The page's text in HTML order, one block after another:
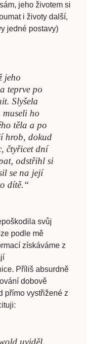
jeho životem si
i životy další,
jedné postavy)
jeho
teprve po
Slyšela
museli ho
těla a po
hrob, dokud
čtyřicet dní
odstřihl si
se na její
dítě.“
svůj
podle mě
získáváme z
Příliš absurdně
dobově
přímo vystřižené z
uviděl,